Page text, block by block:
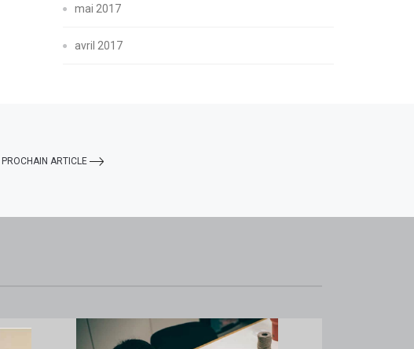
mai 2017
avril 2017
PROCHAIN ARTICLE